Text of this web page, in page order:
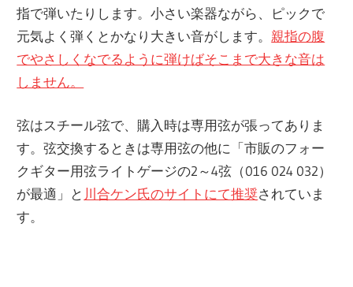
指で弾いたりします。小さい楽器ながら、ピックで
元気よく弾くとかなり大きい音がします。 親指の腹
でやさしくなでるように弾けばそこまで大きな音は
しません。
弦はスチール弦で、購入時は専用弦が張ってありま
す。弦交換するときは専用弦の他に「市販のフォー
クギター用弦ライトゲージの2～4弦（016 024 032）
が最適」と 川合ケン氏のサイトにて推奨されていま
す。